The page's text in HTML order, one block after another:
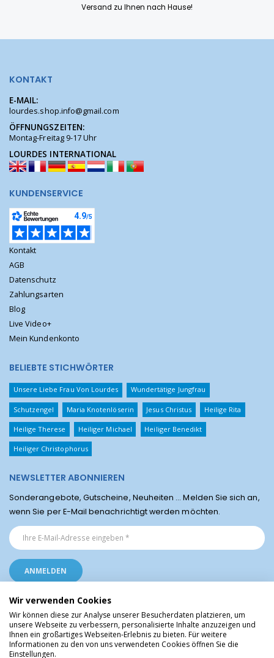
Versand zu Ihnen nach Hause!
KONTAKT
E-MAIL:
lourdes.shop.info@gmail.com
ÖFFNUNGSZEITEN:
Montag-Freitag 9-17 Uhr
LOURDES INTERNATIONAL
KUNDENSERVICE
Kontakt
AGB
Datenschutz
Zahlungsarten
Blog
Live Video+
Mein Kundenkonto
BELIEBTE STICHWÖRTER
Unsere Liebe Frau Von Lourdes Wundertätige Jungfrau
Schutzengel Maria Knotenlöserin Jesus Christus Heilige Rita
Heilige Therese Heiliger Michael Heiliger Benedikt
Heiliger Christophorus
NEWSLETTER ABONNIEREN
Sonderangebote, Gutscheine, Neuheiten ... Melden Sie sich an,
wenn Sie per E-Mail benachrichtigt werden möchten.
Religiöse Artikel aus Lourdes © Christliche Geschenke und Devotionalien aus
dem Heiligtum von Lourdes, Frankreich
Wir verwenden Cookies
Wir können diese zur Analyse unserer Besucherdaten platzieren, um
unsere Webseite zu verbessern, personalisierte Inhalte anzuzeigen und
Ihnen ein großartiges Webseiten-Erlebnis zu bieten. Für weitere
Informationen zu den von uns verwendeten Cookies öffnen Sie die
Einstellungen.